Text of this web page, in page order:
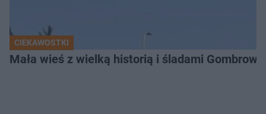
CIEKAWOSTKI
Mała wieś z wielką historią i śladami